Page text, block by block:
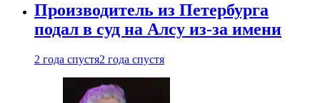
Производитель из Петербурга
подал в суд на Алсу из-за имени
2 года спустя2 года спустя